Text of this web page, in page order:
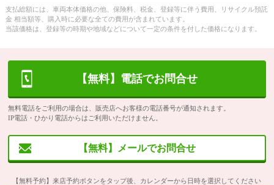
支払総額には、車両本体価格の他、保険料、税金、登録等に伴う費用、リサイクル預託
金 相当額等、購入時に必要な全ての費用が含まれています。
当該価格は、登録等の時期や地域などについて一定の条件を付した価格になります。
【無料】電話でお問合せ
無料電話をご利用の場合は、販売店へお客様の電話番号が通知されます。
IP電話・ひかり電話からはご利用いただけません。
【無料】メールでお問合せ
【無料予約】来店予約ボタンをタップ後、カレンダーから日時を選択してください